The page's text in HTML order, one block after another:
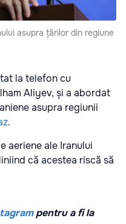
asupra țărilor din regiune
la telefon cu
Aliyev, și a abordat
asupra regiunii
.
aeriene ale Iranului
că acestea riscă să
pentru a fi la